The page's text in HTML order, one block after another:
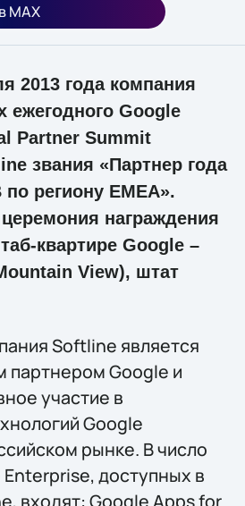
MAX
2013 года компания
ежегодного Google
Partner Summit
звания «Партнер года
по региону EMEA».
награждения
квартире Google –
View), штат
Softline является
партнером Google и
участие в
Google
рынке. В число
доступных в
входят: Google Apps for